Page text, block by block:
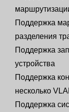
Поддержка
разделения
Поддержка
устройства
Поддержка
несколько
Поддержка